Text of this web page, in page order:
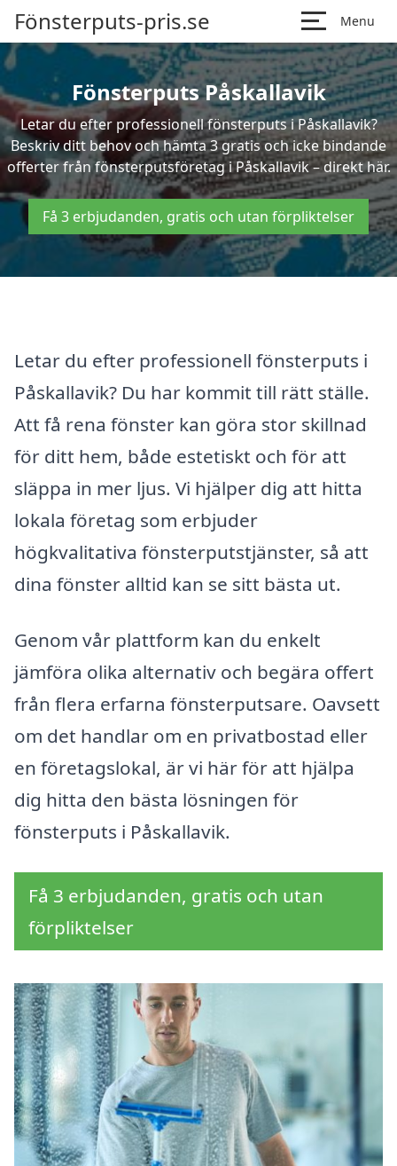
Fönsterputs-pris.se Menu
Fönsterputs Påskallavik
Letar du efter professionell fönsterputs i Påskallavik?
Beskriv ditt behov och hämta 3 gratis och icke bindande
offerter från fönsterputsföretag i Påskallavik – direkt här.
Få 3 erbjudanden, gratis och utan förpliktelser
Letar du efter professionell fönsterputs i
Påskallavik? Du har kommit till rätt ställe.
Att få rena fönster kan göra stor skillnad
för ditt hem, både estetiskt och för att
släppa in mer ljus. Vi hjälper dig att hitta
lokala företag som erbjuder
högkvalitativa fönsterputstjänster, så att
dina fönster alltid kan se sitt bästa ut.
Genom vår plattform kan du enkelt
jämföra olika alternativ och begära offert
från flera erfarna fönsterputsare. Oavsett
om det handlar om en privatbostad eller
en företagslokal, är vi här för att hjälpa
dig hitta den bästa lösningen för
fönsterputs i Påskallavik.
Få 3 erbjudanden, gratis och utan
förpliktelser